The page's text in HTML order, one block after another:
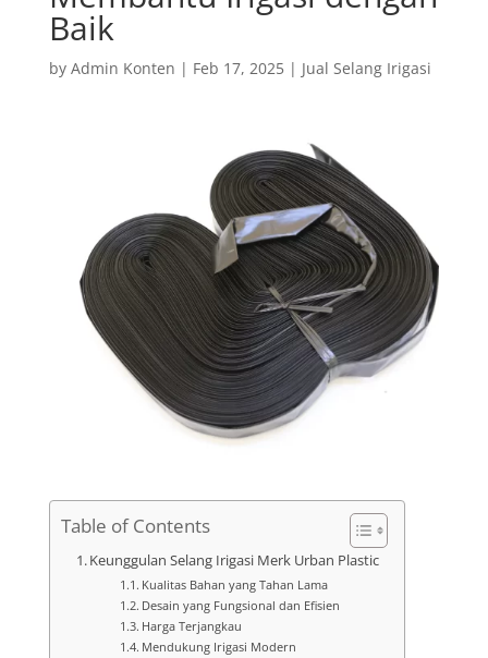
Baik
by Admin Konten | Feb 17, 2025| Jual Selang Irigasi
Table of Contents
Keunggulan Selang Irigasi Merk Urban Plastic
Kualitas Bahan yang Tahan Lama
Desain yang Fungsional dan Efisien
Harga Terjangkau
Mendukung Irigasi Modern